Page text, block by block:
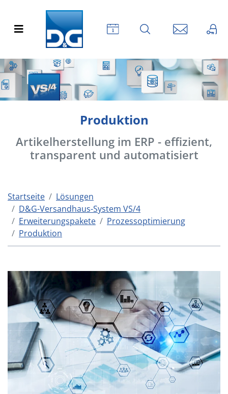
Produktion
Artikelherstellung im ERP - effizient,
transparent und automatisiert
Startseite
Lösungen
D&G-Versandhaus-System VS/4
Erweiterungspakete
Prozessoptimierung
Produktion